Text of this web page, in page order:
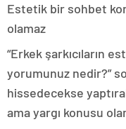
Estetik bir sohbet
olamaz
“Erkek şarkıcıların
yorumunuz nedir?”
hissedecekse
ama yargı konusu